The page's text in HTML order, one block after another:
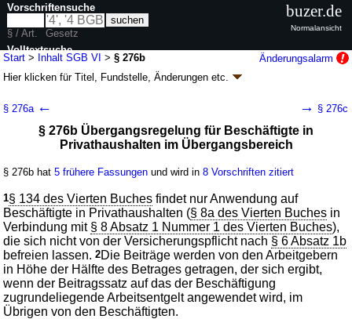
Start > Inhalt SGB VI >§ 276b
Änderungsalarm
Hier klicken fürTitel, Fundstelle, Änderungen etc.
Buch (VI) - Gesetzliche Rentenversicherung -
(SGB VI)
geändert durchArtikel 2aG. v. 24.07.2026BGBl. 2026 I Nr. 228
Geltung ab 01.01.1992; FNA: 860-6 Sozialgesetzbuch
260 weitere Fassungen | Drucksachen / Entwurf / Begründung
wird in 1058 Vorschriften zitiert
Fünftes Kapitel Sonderregelungen
Erster Abschnitt Ergänzungen für Sonderfälle
Elfter Unterabschnitt Finanzierung
Zweiter Titel Beiträge
§ 276a ← → § 276c
§ 276b Übergangsregelung für Beschäftigte in
Privathaushalten im Übergangsbereich
§ 276b hat5 frühere Fassungen und wird in8 Vorschriften zitiert
1§ 134 des Vierten Buches findet nur Anwendung auf
Beschäftigte in Privathaushalten (§ 8a des Vierten Buches in
Verbindung mit § 8 Absatz 1 Nummer 1 des Vierten Buches),
die sich nicht von der Versicherungspflicht nach § 6 Absatz 1b
befreien lassen.2Die Beiträge werden von den Arbeitgebern
in Höhe der Hälfte des Betrages getragen, der sich ergibt,
wenn der Beitragssatz auf das der Beschäftigung
zugrundeliegende Arbeitsentgelt angewendet wird, im
Übrigen von den Beschäftigten.
Vorschriftensuche
§ / Art.
Gesetz
Volltextsuche
nur in SGB VI
buzer.de
Normalansicht